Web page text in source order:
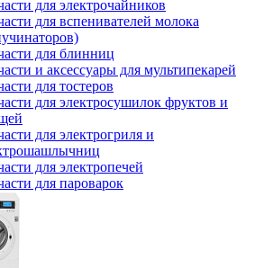
для электрочайников
для вспенивателей молока
для блинниц
и аксессуары для мультипекарей
для тостеров
для электросушилок фруктов и
для электрогриля и
для электропечей
для пароварок